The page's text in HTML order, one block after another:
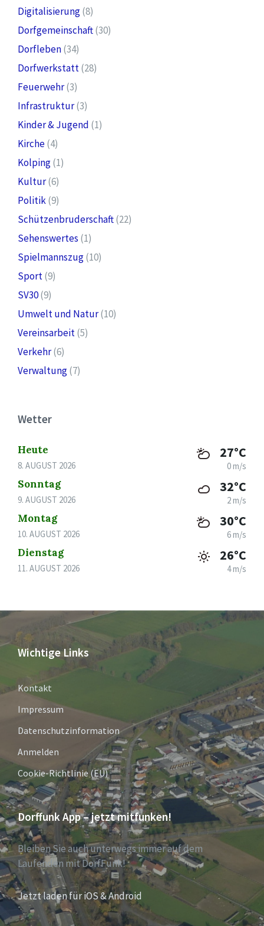
Digitalisierung(8)
Dorfgemeinschaft(30)
Dorfleben(34)
Dorfwerkstatt(28)
Feuerwehr(3)
Infrastruktur(3)
Kinder & Jugend (1)
Kirche(4)
Kolping(1)
Kultur(6)
Politik(9)
Schützenbruderschaft(22)
Sehenswertes (1)
Spielmannszug(10)
Sport(9)
SV30(9)
Umwelt und Natur(10)
Vereinsarbeit(5)
Verkehr(6)
Verwaltung(7)
Wetter
Heute
8. AUGUST 2026
27°C
0 m/s
Sonntag
9. AUGUST 2026
32°C
2 m/s
Montag
10. AUGUST 2026
30°C
6 m/s
Dienstag
11. AUGUST 2026
26°C
4 m/s
Wichtige Links
Kontakt
Impressum
Datenschutzinformation
Anmelden
Cookie-Richtlinie (EU)
Dorffunk App – jetzt mitfunken!
Bleiben Sie auch unterwegs immer auf dem
Laufenden mit DorfFunk!
Jetzt laden für iOS & Android